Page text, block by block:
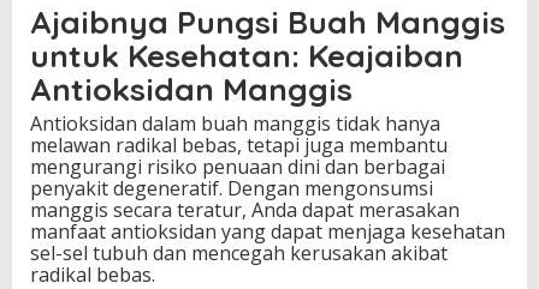
Ajaibnya Pungsi Buah Manggis
untuk Kesehatan: Keajaiban
Antioksidan Manggis
Antioksidan dalam buah manggis tidak hanya
melawan radikal bebas, tetapi juga membantu
mengurangi risiko penuaan dini dan berbagai
penyakit degeneratif. Dengan mengonsumsi
manggis secara teratur, Anda dapat merasakan
manfaat antioksidan yang dapat menjaga kesehatan
sel-sel tubuh dan mencegah kerusakan akibat
radikal bebas.